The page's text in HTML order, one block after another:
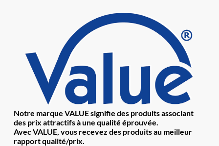
Notre marque VALUE signifie des produits associant
des prix attractifs à une qualité éprouvée.
Avec VALUE, vous recevez des produits au meilleur
rapport qualité/prix.